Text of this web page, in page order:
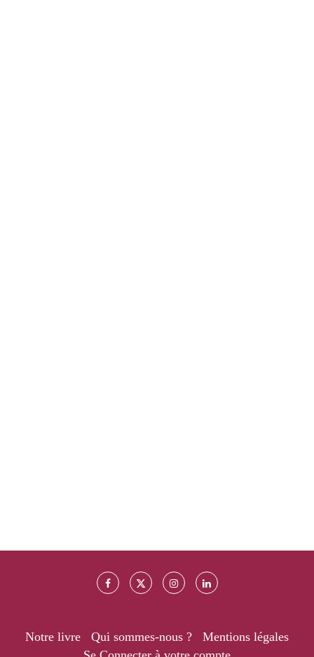
Notre livre Qui sommes-nous ?
Mentions légales